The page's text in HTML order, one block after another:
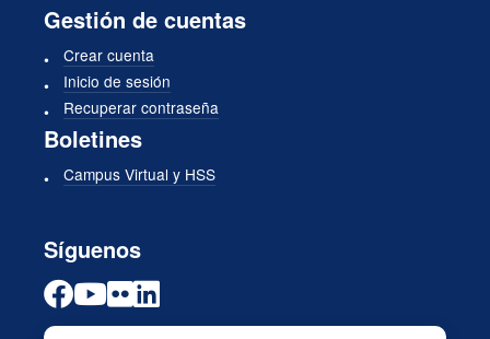
Gestión de cuentas
Crear cuenta
Inicio de sesión
Recuperar contraseña
Boletines
Campus Virtual y HSS
Síguenos